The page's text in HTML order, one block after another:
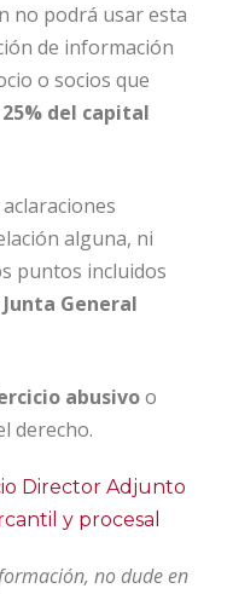
no podrá usar esta
de información
o socios que
25% del capital
alguna, ni
puntos incluidos
Junta General
abusivoo
derecho.
Director Adjunto
y procesal
no dude en